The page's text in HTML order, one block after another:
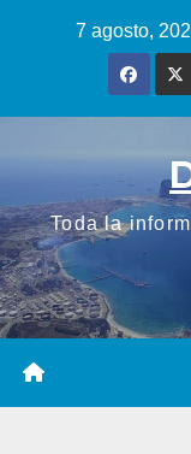
7 agosto,
Toda la